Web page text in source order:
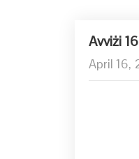
Avviżi
April 16,